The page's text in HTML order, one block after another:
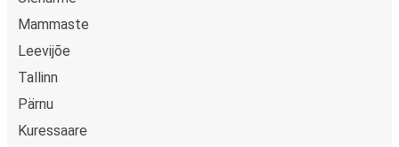
Mammaste
Leevijõe
Tallinn
Pärnu
Kuressaare